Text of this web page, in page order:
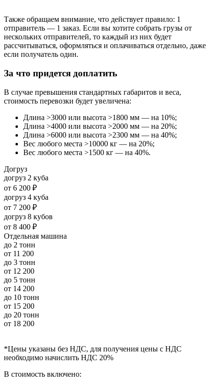
Также обращаем внимание, что действует правило: 1
отправитель — 1 заказ. Если вы хотите собрать грузы от
нескольких отправителей, то каждый из них будет
рассчитываться, оформляться и оплачиваться отдельно, даже
если получатель один.
За что придется доплатить
В случае превышения стандартных габаритов и веса,
стоимость перевозки будет увеличена:
Длина >3000 или высота >1800 мм — на 10%;
Длина >4000 или высота >2000 мм — на 20%;
Длина >6000 или высота >2300 мм — на 40%;
Вес любого места >10000 кг — на 20%;
Вес любого места >1500 кг — на 40%.
Догруз
догруз 2 куба
от 6 200 ₽
догруз 4 куба
от 7 200 ₽
догруз 8 кубов
от 8 400 ₽
Отдельная машина
до 2 тонн
от 11 200
до 3 тонн
от 12 200
до 5 тонн
от 14 200
до 10 тонн
от 15 200
до 20 тонн
от 18 200
*Цены указаны без НДС, для получения цены с НДС
необходимо начислить НДС 20%
В стоимость включено: